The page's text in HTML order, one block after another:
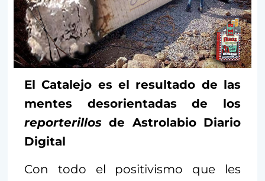
El Catalejo es el resultado de las
mentes desorientadas de los
reporterillos de Astrolabio Diario
Digital
Con todo el positivismo que les